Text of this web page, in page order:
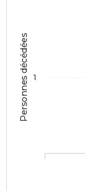
Personnes décédées 1